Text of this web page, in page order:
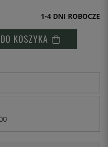
1-4 DNI ROBOCZE
KOSZYKA